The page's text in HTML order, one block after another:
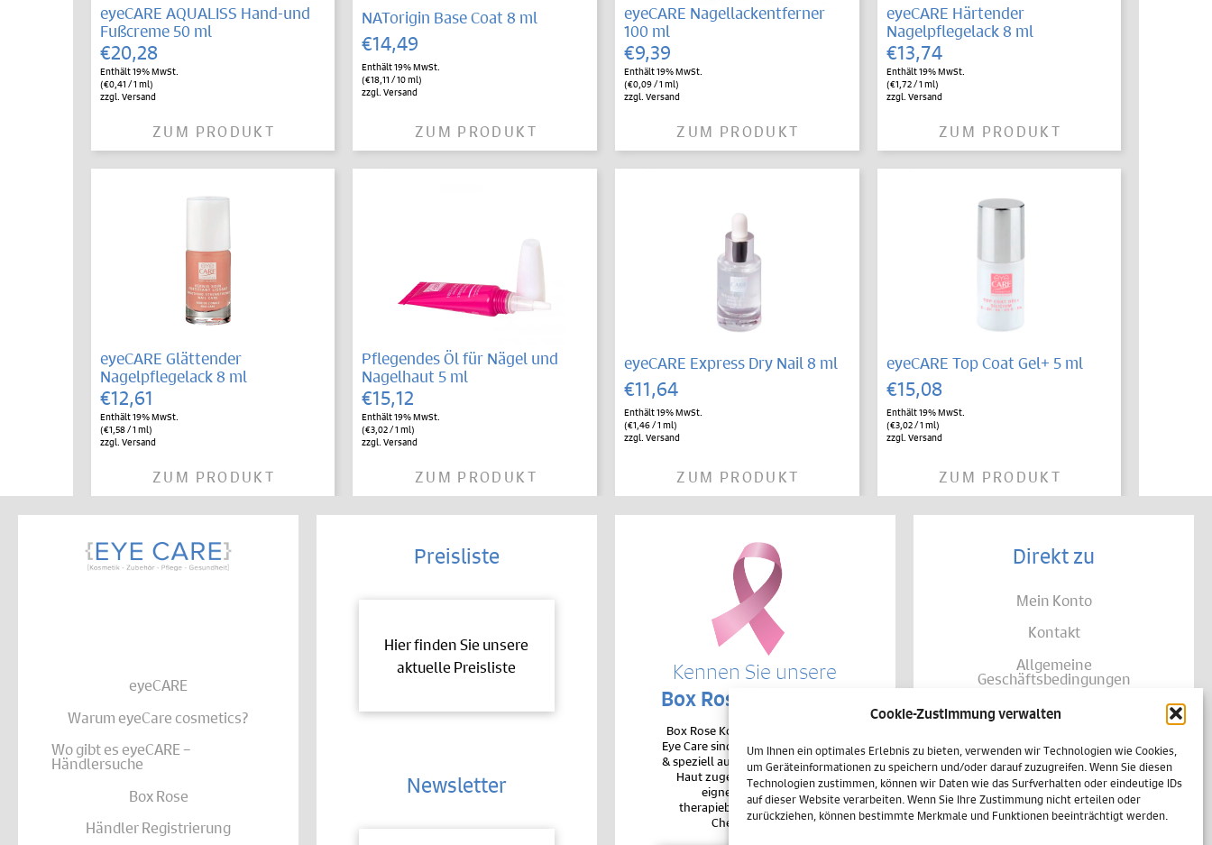
Cookie-Zustimmung verwalten
Um Ihnen ein optimales Erlebnis zu bieten, verwenden wir Technologien wie Cookies,
um Geräteinformationen zu speichern und/oder darauf zuzugreifen. Wenn Sie diesen
Technologien zustimmen, können wir Daten wie das Surfverhalten oder eindeutige IDs
auf dieser Website verarbeiten. Wenn Sie Ihre Zustimmung nicht erteilen oder
zurückziehen, können bestimmte Merkmale und Funktionen beeinträchtigt werden.
eyeCARE AQUALISS Hand-und
Fußcreme 50 ml
€20,28
Enthält 19% MwSt.
(€0,41 / 1 ml)
zzgl. Versand
ZUM PRODUKT
NATorigin Base Coat 8 ml
€14,49
Enthält 19% MwSt.
(€18,11 / 10 ml)
zzgl.Versand
ZUM PRODUKT
eyeCARE Nagellackentferner
100 ml
€9,39
Enthält 19% MwSt.
(€0,09/ 1 ml)
zzgl. Versand
ZUM PRODUKT
eyeCARE Härtender
Nagelpflegelack 8 ml
€13,74
Enthält 19% MwSt.
(€1,72/ 1 ml)
zzgl. Versand
ZUM PRODUKT
eyeCARE Glättender
Nagelpflegelack 8 ml
€12,61
Enthält 19% MwSt.
(€1,58/ 1 ml)
zzgl. Versand
ZUM PRODUKT
Pflegendes Öl für Nägel und
Nagelhaut 5 ml
€15,12
Enthält 19% MwSt.
(€3,02/ 1 ml)
zzgl.Versand
ZUM PRODUKT
eyeCARE Express Dry Nail 8 ml
€11,64
Enthält 19% MwSt.
(€1,46/ 1 ml)
zzgl. Versand
ZUM PRODUKT
eyeCARE Top Coat Gel+ 5 ml
€15,08
Enthält 19% MwSt.
(€3,02/ 1 ml)
zzgl. Versand
ZUM PRODUKT
eyeCARE
Warum eyeCare cosmetics?
Wo gibt es eyeCARE –
Händlersuche
Box Rose
Händler Registrierung
Preisliste
Hier finden Sie unsere
aktuelle Preisliste
Newsletter
Kennen Sie unsere
Box Rose-Produkte?
Box Rose Kosmetikprodukte von
Eye Care sind sehr hochverträglich
& speziell auf die Bedürfnisse Ihrer
Haut zugeschnitten. Deshalb
eignen sie sich auch
therapiebegleitend bei einer
Chemotherapie.
Direkt zu
Mein Konto
Kontakt
Allgemeine
Geschäftsbedingungen
Datenschutz
Widerruf
Zahlungsweisen
Versand & Lieferung